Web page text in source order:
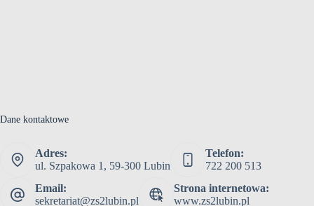
Dane kontaktowe
Adres:
ul. Szpakowa 1, 59-300 Lubin
Telefon:
722 200 513
Email:
sekretariat@zs2lubin.pl
Strona internetowa:
www.zs2lubin.pl